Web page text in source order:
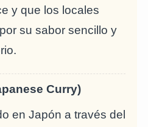
y que los locales
su sabor sencillo y
Curry)
en Japón a través del